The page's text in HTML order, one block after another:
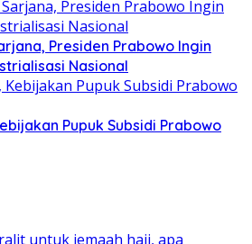
Presiden Prabowo Ingin
Nasional
Pupuk Subsidi Prabowo